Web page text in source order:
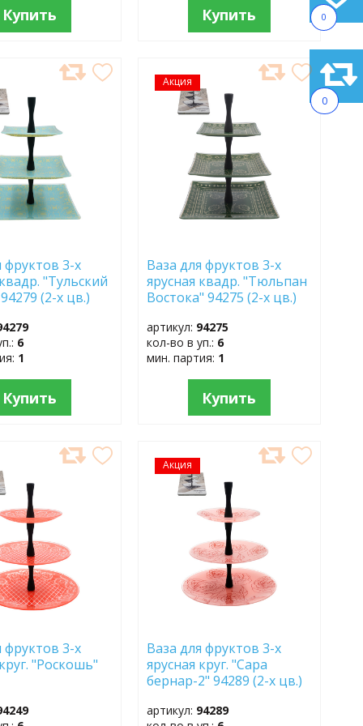
0
0
Купить Купить
фруктов 3-х
"Тульский
(2-х цв.)
6
1
Купить
Акция
ДОБАВИТЬ
В
ИЗБРАННОЕ
Ваза для фруктов 3-х
ярусная квадр. "Тюльпан
Востока" 94275 (2-х цв.)
артикул: 94275
кол-во в уп.: 6
мин. партия: 1
Купить
фруктов 3-х
"Роскошь"
Акция
ДОБАВИТЬ
В
ИЗБРАННОЕ
Ваза для фруктов 3-х
ярусная круг. "Сара
бернар-2" 94289 (2-х цв.)
артикул: 94289